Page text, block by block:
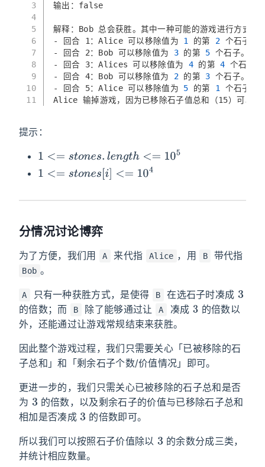
3
4
5
6
7
8
9
10
11
输出：false
解释：Bob 总会获胜。其中一种可能的游戏进行方式如
- 回合 1：Alice 可以移除值为 1 的第 2 个石子。
- 回合 2：Bob 可以移除值为 3 的第 5 个石子。已
- 回合 3：Alices 可以移除值为 4 的第 4 个石子
- 回合 4：Bob 可以移除值为 2 的第 3 个石子。已
- 回合 5：Alice 可以移除值为 5 的第 1 个石子。
Alice 输掉游戏，因为已移除石子值总和（15）可以被
提示：
1 <=stones.len gth<=10 5
1 <=stones[i]<=104
分情况讨论博弈
为了方便，我们用 A 来代指 Alice ，用 B 带代指
Bob 。
A 只有一种获胜方式，是使得 B 在选石子时凑成 3
的倍数；而
B 除了能够通过让 A 凑成 3 的倍数以
外，还能通过让游戏常规结束来获胜。
因此整个游戏过程，我们只需要关心「已被移除的石
子总和」和「剩余石子个数/价值情况」即可。
更进一步的，我们只需关心已被移除的石子总和是否
为 3 的倍数，以及剩余石子的价值与已移除石子总和
相加是否凑成 3 的倍数即可。
所以我们可以按照石子价值除以 3 的余数分成三类，
并统计相应数量。